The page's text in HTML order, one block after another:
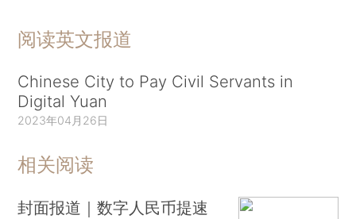
阅读英文报道
Chinese City to Pay Civil Servants in
Digital Yuan
2023年04月26日
相关阅读
封面报道｜数字人民币提速